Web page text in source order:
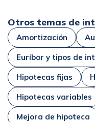
Otros temas de
Amortización
Euríbor y tipos de
Hipotecas fijas
Hipotecas variables
Mejora de hipoteca